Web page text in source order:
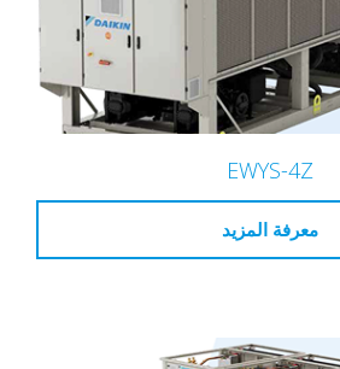
EWYS-4Z
معرفة المزيد